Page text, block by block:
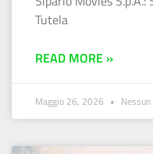
Tutela
READ MORE »
Maggio 26, 2026